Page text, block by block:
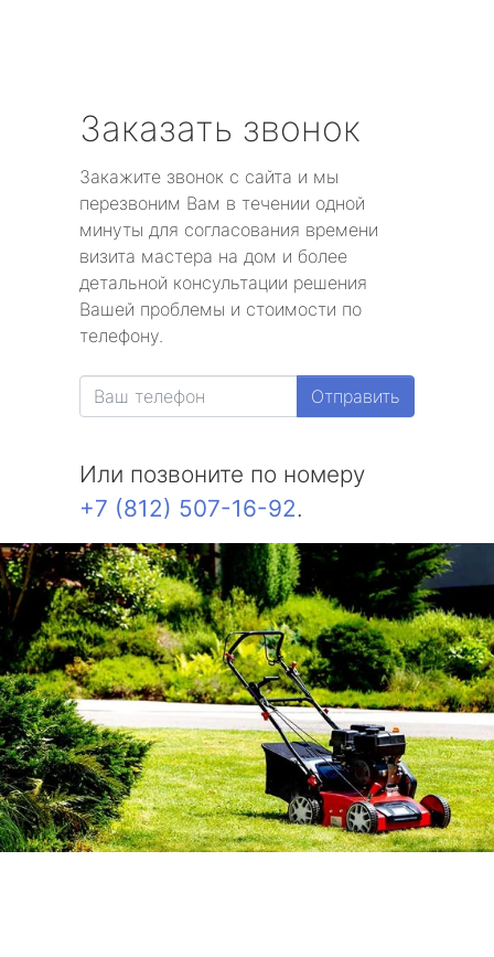
Заказать звонок
Закажите звонок с сайта и мы
перезвоним Вам в течении одной
минуты для согласования времени
визита мастера на дом и более
детальной консультации решения
Вашей проблемы и стоимости по
телефону.
Отправить
Или позвоните по номеру
+7 (812) 507-16-92.